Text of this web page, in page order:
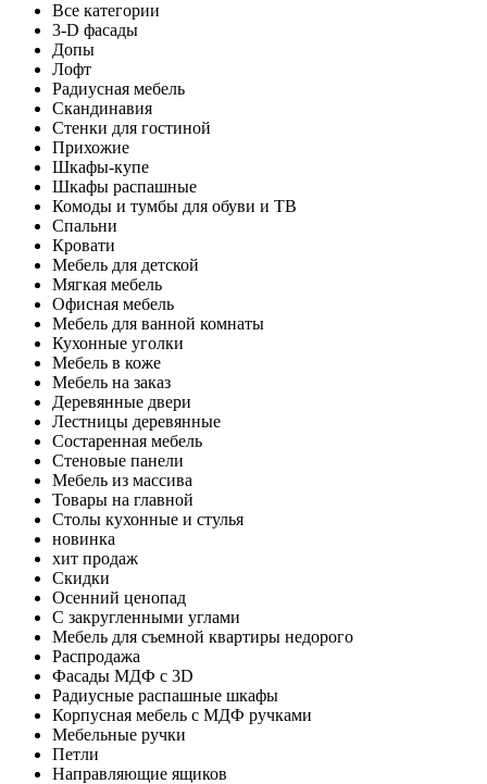
Все категории
3-D фасады
Допы
Лофт
Радиусная мебель
Скандинавия
Стенки для гостиной
Прихожие
Шкафы-купе
Шкафы распашные
Комоды и тумбы для обуви и ТВ
Спальни
Кровати
Мебель для детской
Мягкая мебель
Офисная мебель
Мебель для ванной комнаты
Кухонные уголки
Мебель в коже
Мебель на заказ
Деревянные двери
Лестницы деревянные
Состаренная мебель
Стеновые панели
Мебель из массива
Товары на главной
Столы кухонные и стулья
новинка
хит продаж
Скидки
Осенний ценопад
С закругленными углами
Мебель для съемной квартиры недорого
Распродажа
Фасады МДФ с 3D
Радиусные распашные шкафы
Корпусная мебель с МДФ ручками
Мебельные ручки
Петли
Направляющие ящиков